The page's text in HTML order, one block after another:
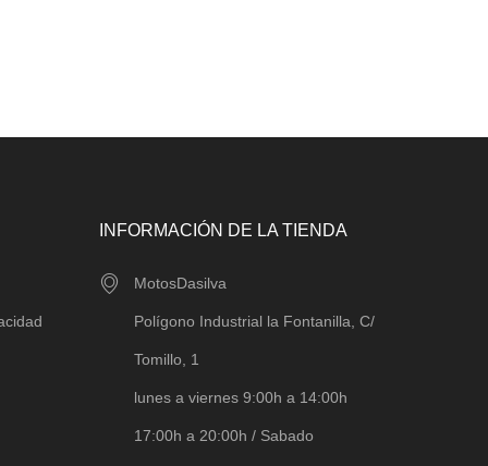
INFORMACIÓN DE LA TIENDA
MotosDasilva
Polígono Industrial la Fontanilla, C/
Tomillo, 1
lunes a viernes 9:00h a 14:00h
17:00h a 20:00h / Sabado